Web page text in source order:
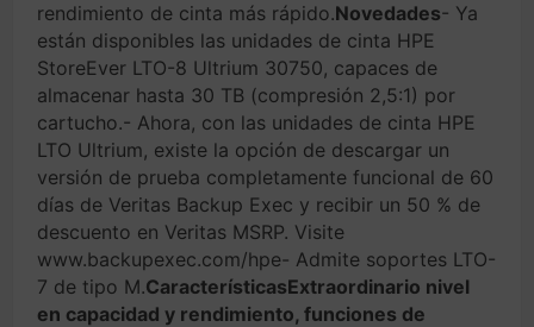
rendimiento de cinta más rápido.Novedades- Ya
están disponibles las unidades de cinta HPE
StoreEver LTO-8 Ultrium 30750, capaces de
almacenar hasta 30 TB (compresión 2,5:1) por
cartucho.- Ahora, con las unidades de cinta HPE
LTO Ultrium, existe la opción de descargar un
versión de prueba completamente funcional de 60
días de Veritas Backup Exec y recibir un 50 % de
descuento en Veritas MSRP. Visite
www.backupexec.com/hpe- Admite soportes LTO-
7 de tipo M.CaracterísticasExtraordinario nivel
en capacidad y rendimiento, funciones de